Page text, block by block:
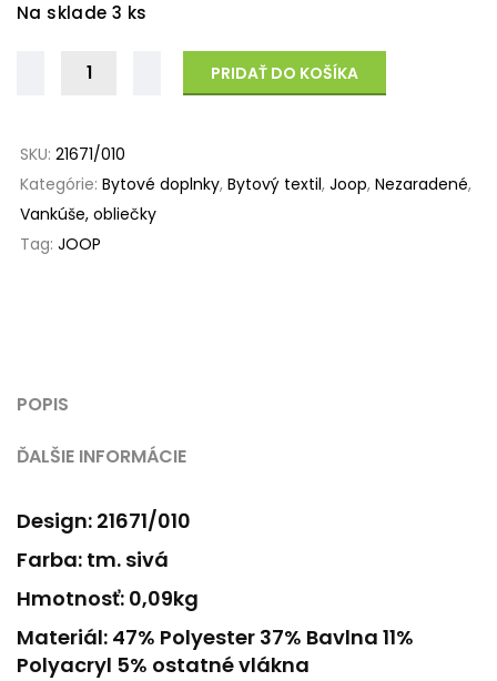
Na sklade 3 ks
PRIDAŤ DO KOŠÍKA
SKU: 21671/010
Kategórie: Bytové doplnky, Bytový textil, Joop, Nezaradené,
Vankúše, obliečky
Tag: JOOP
POPIS
ĎALŠIE INFORMÁCIE
Design: 21671/010
Farba: tm. sivá
Hmotnosť: 0,09kg
Materiál: 47% Polyester 37% Bavlna 11%
Polyacryl 5% ostatné vlákna